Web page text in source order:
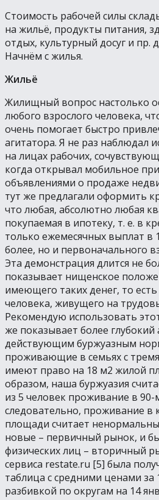
Стоимость рабочей силы
на жильё, продукты питания,
отдых, культурный досуг и пр.
Начнём с жилья.
Жильё
Жилищный вопрос настолько
любого взрослого человека,
очень помогает быстро
агитатора. Я не раз наблюдал
на лицах рабочих,
когда открывал мобильное
объявлениями о продаже
тут же предлагали оформить
что любая, абсолютно любая
покупаемая в ипотеку, т. е. в
только ежемесячных выплат в
более, но и первоначального
Эта демонстрация длится не
показывает нищенское
имеющего таких денег, то
человека, живущего на
Рекомендую использовать
же показывает более глубокий
действующим буржуазным
проживающие в семьях с
имеют право на 18 м2 жилой
образом, наша буржуазия
из 5 человек проживание в
следовательно, проживание
площади считает
новые – первичный рынок, и
физических лиц – вторичный
сервиса restate.ru [5] была
таблица с средними ценами
разбивкой по округам на 14